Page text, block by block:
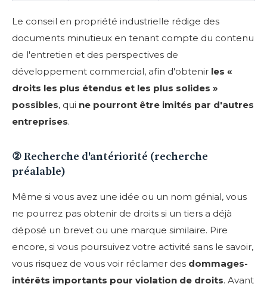
Le conseil en propriété industrielle rédige des
documents minutieux en tenant compte du contenu
de l'entretien et des perspectives de
développement commercial, afin d'obtenir les «
droits les plus étendus et les plus solides »
possibles, qui ne pourront être imités par d'autres
entreprises.
② Recherche d'antériorité (recherche
préalable)
Même si vous avez une idée ou un nom génial, vous
ne pourrez pas obtenir de droits si un tiers a déjà
déposé un brevet ou une marque similaire. Pire
encore, si vous poursuivez votre activité sans le savoir,
vous risquez de vous voir réclamer des dommages-
intérêts importants pour violation de droits. Avant